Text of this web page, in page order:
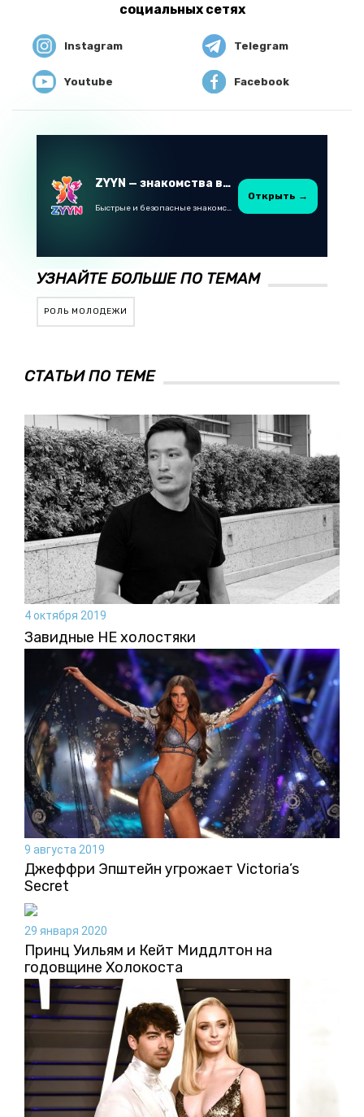
социальных сетях
Instagram Telegram
Youtube Facebook
ZYYN — знакомства в Казахстане
Быстрые и безопасные знакомства в Telegram
Открыть →
УЗНАЙТЕ БОЛЬШЕ ПО ТЕМАМ
РОЛЬ МОЛОДЕЖИ
СТАТЬИ ПО ТЕМЕ
4 октября 2019
Завидные НЕ холостяки
9 августа 2019
Джеффри Эпштейн угрожает Victoria’s
Secret
29 января 2020
Принц Уильям и Кейт Миддлтон на
годовщине Холокоста